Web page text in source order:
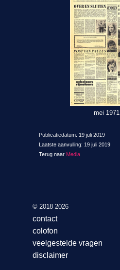
mei 1971
Publicatiedatum: 19 juli 2019
Laatste aanvulling: 19 juli 2019
Terug naar Media
© 2018-2026
contact
colofon
veelgestelde vragen
disclaimer